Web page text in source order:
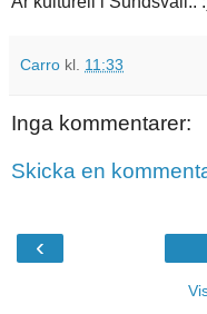
Carro kl. 11:33
Inga kommentarer:
Skicka en
‹